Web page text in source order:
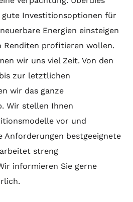
gute Investitionsoptionen für
Energien einsteigen
Renditen profitieren wollen.
wir uns viel Zeit. Von den
zur letztlichen
wir das ganze
Wir stellen Ihnen
vor und
Anforderungen bestgeeignete
arbeitet streng
informieren Sie gerne